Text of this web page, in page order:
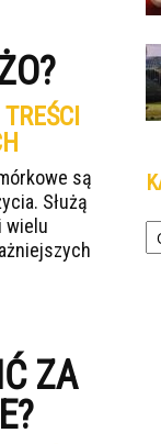
są
Służą
wielu
ZA